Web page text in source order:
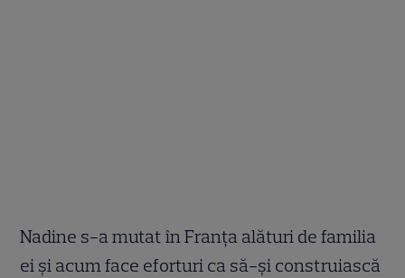
Nadine s-a mutat în Franța alături de familia
ei și acum face eforturi ca să-și construiască